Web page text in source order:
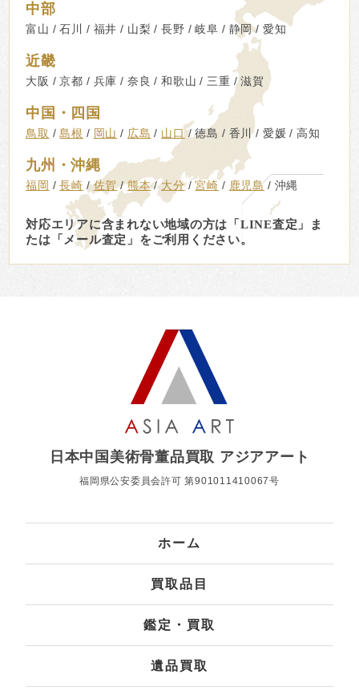
中部
富山 石川 福井 山梨 長野 岐阜 静岡 愛知
近畿
大阪 京都 兵庫 奈良 和歌山 三重 滋賀
中国・四国
鳥取 島根 岡山 広島 山口 徳島 香川 愛媛 高知
九州・沖縄
福岡 長崎 佐賀 熊本 大分 宮崎 鹿児島 沖縄
対応エリアに含まれない地域の方は「LINE査定」ま
たは「メール査定」をご利用ください。
日本中国美術骨董品買取 アジアアート
福岡県公安委員会許可 第901011410067号
ホーム
買取品目
鑑定・買取
遺品買取